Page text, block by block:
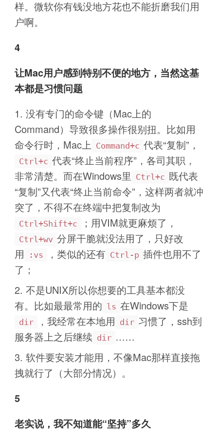
样。微软你有钱没地方花也不能折磨我们用
户啊。
4
让Mac用户感到特别不便的地方，当然这基
本都是习惯问题
没有专门的命令键（Mac上的
Command）导致很多操作很别扭。比如用
命令行时，Mac上 Command+c 代表“复制”，
Ctrl+c 代表“终止当前程序”，各司其职，
非常清楚。而在Windows里 Ctrl+c 既代表
“复制”又代表“终止当前命令”，这样两者就冲
突了，不得不在终端中把复制改为
Ctrl+Shift+c ；用VIM就更麻烦了，
Ctrl+wv 分屏干脆就没法用了，只好改
用
:vs ，类似的还有 Ctrl-p 插件也用不了
了；
不是UNIX所以你想要的工具基本都没
有。比如最最常用的 ls 在Windows下是
dir ，我经常在本地用 dir 习惯了，ssh到
服务器上之后继续 dir ……
软件要安装才能用，不像Mac那样直接拖
拽就行了（大部分情况）。
5
老实说，我不知道能“坚持”多久